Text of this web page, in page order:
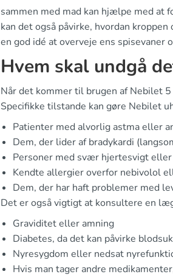
sammen med mad kan hjælpe med at
kan det også påvirke, hvordan
en god idé at overveje ens spisevaner
Hvem skal undgå
Når det kommer til brugen af Nebilet
Specifikke tilstande kan gøre Nebilet
Patienter med alvorlig astma eller
Dem, der lider af bradykardi
Personer med svær hjertesvigt
Kendte allergier overfor nebivolol
Dem, der har haft problemer med
Det er også vigtigt at konsultere en
Graviditet eller amning
Diabetes, da det kan påvirke
Nyresygdom eller nedsat
Hvis man tager andre